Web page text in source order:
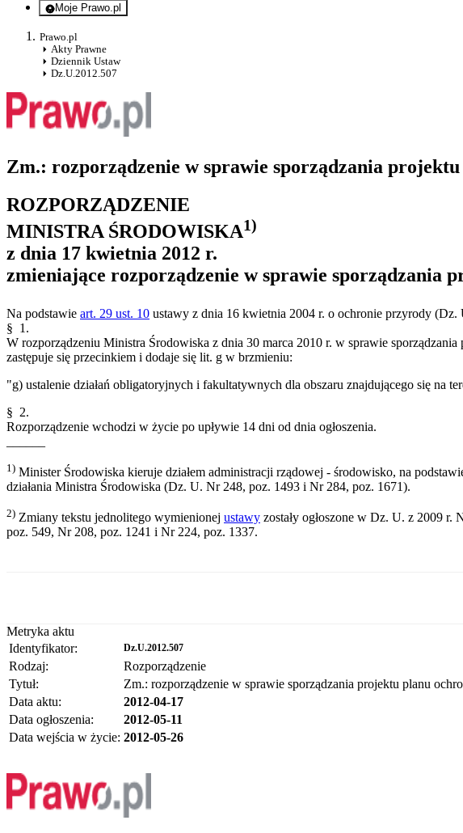
Moje Prawo.pl
- rejestracja i logowanie do serwisu
Prawo.pl
Akty Prawne
Dziennik Ustaw
Dz.U.2012.507
Zm.: rozporządzenie w sprawie sporządzania
ROZPORZĄDZENIE
MINISTRA ŚRODOWISKA1)
z dnia 17 kwietnia 2012 r.
zmieniające rozporządzenie w sprawie sporządzania
Na podstawie art. 29 ust. 10 ustawy z dnia 16 kwietnia 2004 r. o ochronie przyrody
§ 1.
W rozporządzeniu Ministra Środowiska z dnia 30 marca 2010 r. w sprawie
zastępuje się przecinkiem i dodaje się lit. g w brzmieniu:
"g) ustalenie działań obligatoryjnych i fakultatywnych dla obszaru znajdującego się na
§ 2.
Rozporządzenie wchodzi w życie po upływie 14 dni od dnia ogłoszenia.
1) Minister Środowiska kieruje działem administracji rządowej - środowisko, na
działania Ministra Środowiska (Dz. U. Nr 248, poz. 1493 i Nr 284, poz. 1671).
2) Zmiany tekstu jednolitego wymienionej ustawy zostały ogłoszone w Dz. U. z 2009
poz. 549, Nr 208, poz. 1241 i Nr 224, poz. 1337.
Metryka aktu
Identyfikator:
Dz.U.2012.507
Rodzaj:
Rozporządzenie
Tytuł:
Zm.: rozporządzenie w sprawie sporządzania projektu planu
Data aktu:
2012-04-17
Data ogłoszenia:
2012-05-11
Data wejścia w życie: 2012-05-26